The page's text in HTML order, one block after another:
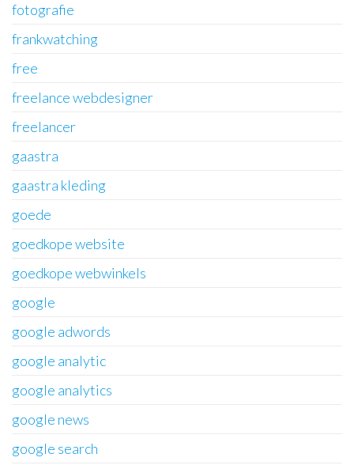
fotografie
frankwatching
free
freelance webdesigner
freelancer
gaastra
gaastra kleding
goede
goedkope website
goedkope webwinkels
google
google adwords
google analytic
google analytics
google news
google search